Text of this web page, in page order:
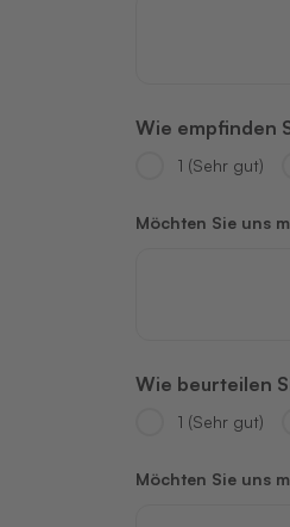
Wie empfinden
1 (Sehr gut)
Möchten Sie uns
Wie beurteilen
1 (Sehr gut)
Möchten Sie uns